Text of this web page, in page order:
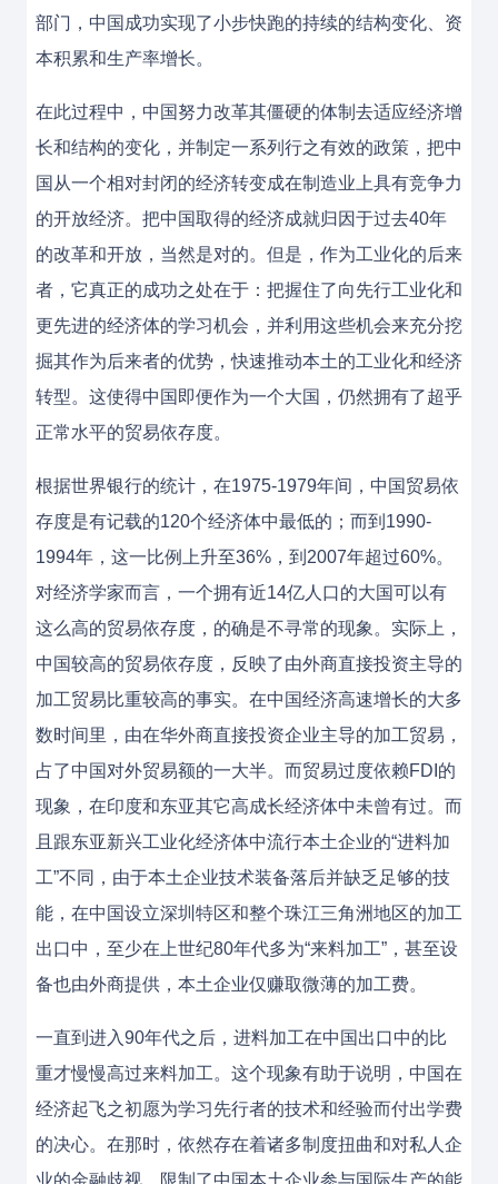
部门，中国成功实现了小步快跑的持续的结构变化、资
本积累和生产率增长。
在此过程中，中国努力改革其僵硬的体制去适应经济增
长和结构的变化，并制定一系列行之有效的政策，把中
国从一个相对封闭的经济转变成在制造业上具有竞争力
的开放经济。把中国取得的经济成就归因于过去40年
的改革和开放，当然是对的。但是，作为工业化的后来
者，它真正的成功之处在于：把握住了向先行工业化和
更先进的经济体的学习机会，并利用这些机会来充分挖
掘其作为后来者的优势，快速推动本土的工业化和经济
转型。这使得中国即便作为一个大国，仍然拥有了超乎
正常水平的贸易依存度。
根据世界银行的统计，在1975-1979年间，中国贸易依
存度是有记载的120个经济体中最低的；而到1990-
1994年，这一比例上升至36%，到2007年超过60%。
对经济学家而言，一个拥有近14亿人口的大国可以有
这么高的贸易依存度，的确是不寻常的现象。实际上，
中国较高的贸易依存度，反映了由外商直接投资主导的
加工贸易比重较高的事实。在中国经济高速增长的大多
数时间里，由在华外商直接投资企业主导的加工贸易，
占了中国对外贸易额的一大半。而贸易过度依赖FDI的
现象，在印度和东亚其它高成长经济体中未曾有过。而
且跟东亚新兴工业化经济体中流行本土企业的“进料加
工”不同，由于本土企业技术装备落后并缺乏足够的技
能，在中国设立深圳特区和整个珠江三角洲地区的加工
出口中，至少在上世纪80年代多为“来料加工”，甚至设
备也由外商提供，本土企业仅赚取微薄的加工费。
一直到进入90年代之后，进料加工在中国出口中的比
重才慢慢高过来料加工。这个现象有助于说明，中国在
经济起飞之初愿为学习先行者的技术和经验而付出学费
的决心。在那时，依然存在着诸多制度扭曲和对私人企
业的金融歧视，限制了中国本土企业参与国际生产的能